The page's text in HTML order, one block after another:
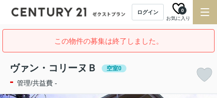
ログイン
お気に入り
0
この物件の募集は終了しました。
ヴァン・コリーヌＢ 空室0
- 管理/共益費 -